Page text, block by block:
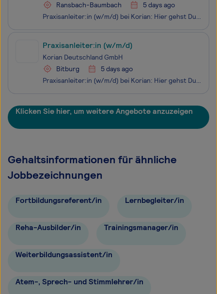
Ransbach-Baumbach
5 days ago
Praxisanleiter:in (w/m/d) bei Korian: Hier gehst Du in Führung! Du teilst gerne Dein Wissen? Du liebst es, wenn andere Menschen durch Deine Führung lernen und wachsen? Dann suchen wir mit diesem Stellenangebot genau Dich! Als Praxisanleiter:in (w/m/d) übernimmst Du die praktische Ausbildung neuer
Praxisanleiter:in (w/m/d)
Korian Deutschland GmbH
Bitburg
5 days ago
Praxisanleiter:in (w/m/d) bei Korian: Hier gehst Du in Führung! Du teilst gerne Dein Wissen? Du liebst es, wenn andere Menschen durch Deine Führung lernen und wachsen? Dann suchen wir mit diesem Stellenangebot genau Dich! Als Praxisanleiter:in (w/m/d) übernimmst Du die praktische Ausbildung neuer
Klicken Sie hier, um weitere Angebote anzuzeigen
Gehaltsinformationen für ähnliche
Jobbezeichnungen
Fortbildungsreferent/in Lernbegleiter/in
Reha-Ausbilder/in Trainingsmanager/in
Weiterbildungsassistent/in
Atem-, Sprech- und Stimmlehrer/in